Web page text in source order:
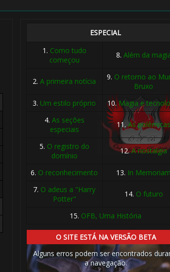
ESPECIAL
1. Como tudo
começou
8. Além da
2.A primeira notícia 9. O retorno ao
Bruxo
3. Um estilo próprio 10.Magia e
4. As seções
especiais
11.As
5. O registro do
domínio
12.A nostalgia
6. O reconhecimento 13. In Memoriam
7. O adeus a "Harry
Potter"
14. O futuro
15. OFB, Uma História
O SITE ESTÁ NA VERSÃO BETA
Alguns erros podem ser encontrados
a navegação.
🎈